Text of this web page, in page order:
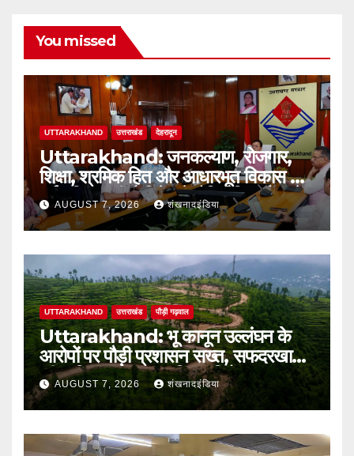
You missed
UTTARAKHAND उत्तराखंड देहरादून
Uttarakhand: जनकल्याण, रोजगार,
शिक्षा, श्रमिक हित और आधारभूत विकास को
नई गति : धामी कैबिनेट के ऐतिहासिक फैसले
AUGUST 7, 2026 शंखनादइंडिया
UTTARAKHAND उत्तराखंड पौड़ी गढ़वाल
Uttarakhand: भू कानून उल्लंघन के
आरोपों पर पौड़ी प्रशासन सख्त, सफदरखाल
की कथित अवैध टाउनशिप परियोजना पर
डीएम ने लगाई रोक
AUGUST 7, 2026 शंखनादइंडिया